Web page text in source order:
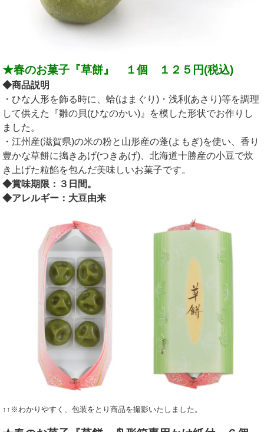
★春のお菓子『草餅』 １個 １２５円(税込)
◆商品説明
・ひな人形を飾る時に、蛤(はまぐり)・浅利(あさり)等を調理
して供えた『雛の貝(ひなのかい)』を模した形状でお作りし
ました。
・江州産(滋賀県)の米の粉と山形産の蓬(よもぎ)を使い、香り
豊かな草餅に搗きあげ(つきあげ)、北海道十勝産の小豆で炊
き上げた粒餡を包んだ美味しいお菓子です。
◆賞味期限：３日間。
◆アレルギー：大豆由来
↑↑※わかりやすく、包装をとり商品を撮影いたしました。